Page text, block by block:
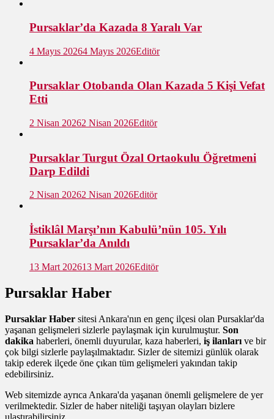
Pursaklar’da Kazada 8 Yaralı Var
4 Mayıs 20264 Mayıs 2026Editör
Pursaklar Otobanda Olan Kazada 5 Kişi Vefat
Etti
2 Nisan 20262 Nisan 2026Editör
Pursaklar Turgut Özal Ortaokulu Öğretmeni
Darp Edildi
2 Nisan 20262 Nisan 2026Editör
İstiklâl Marşı’nın Kabulü’nün 105. Yılı
Pursaklar’da Anıldı
13 Mart 202613 Mart 2026Editör
Pursaklar Haber
Pursaklar Haber sitesi Ankara'nın en genç ilçesi olan Pursaklar'da
yaşanan gelişmeleri sizlerle paylaşmak için kurulmuştur. Son
dakika haberleri, önemli duyurular, kaza haberleri, iş ilanları ve bir
çok bilgi sizlerle paylaşılmaktadır. Sizler de sitemizi günlük olarak
takip ederek ilçede öne çıkan tüm gelişmeleri yakından takip
edebilirsiniz.
Web sitemizde ayrıca Ankara'da yaşanan önemli gelişmelere de yer
verilmektedir. Sizler de haber niteliği taşıyan olayları bizlere
ulaştırabilirsiniz.